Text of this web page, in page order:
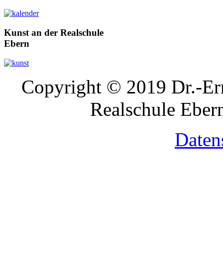
Kunst an der Realschule
Ebern
Copyright © 2019 Dr.-
Realschule